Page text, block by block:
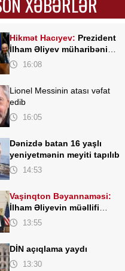
Hikmət Hacıyev: Prezident
İlham Əliyev müharibəni
qazandı, eyni zamanda sülhü
16:08
Lionel Messinin atası vəfat
edib
16:05
Dənizdə batan 16 yaşlı
yeniyetmənin meyiti tapılıb
14:53
Vaşinqton Bəyannaməsi:
İlham Əliyevin müəllifi
olduğu sülh gündəliyinin
13:55
DİN açıqlama yaydı
13:30